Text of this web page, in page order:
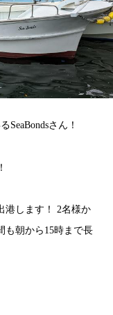
さん！
港します！ 2名様か
も朝から15時まで長